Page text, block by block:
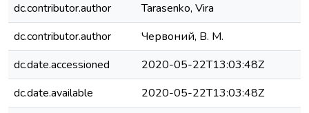
dc.contributor.author
Tarasenko, Vira
dc.contributor.author
Червоний, В. М.
dc.date.accessioned
2020-05-22T13:03:48Z
dc.date.available
2020-05-22T13:03:48Z